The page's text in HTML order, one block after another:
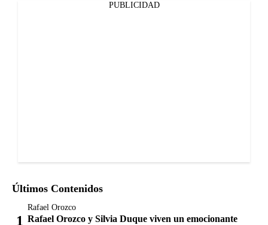
PUBLICIDAD
Últimos Contenidos
Rafael Orozco
Rafael Orozco y Silvia Duque viven un emocionante